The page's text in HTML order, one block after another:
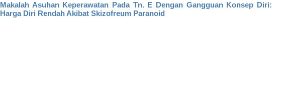
Makalah Asuhan Keperawatan Pada Tn. E Dengan Gangguan Konsep Diri:
Harga Diri Rendah Akibat Skizofreum Paranoid